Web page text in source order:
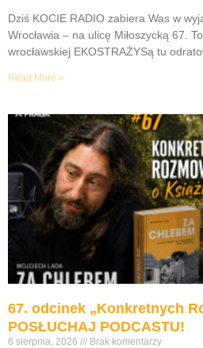
Dziś KOCIE RADIO zabiera Was w
Wrocławia – na ulicę Miłoszycką 67.
wrocławskiej EKOSTRAŻYSą tu
Read More »
67. odcinek „Konkretnych
POSŁUCHAJ PODCASTU!
6 sierpnia, 2026 Brak komentarzy